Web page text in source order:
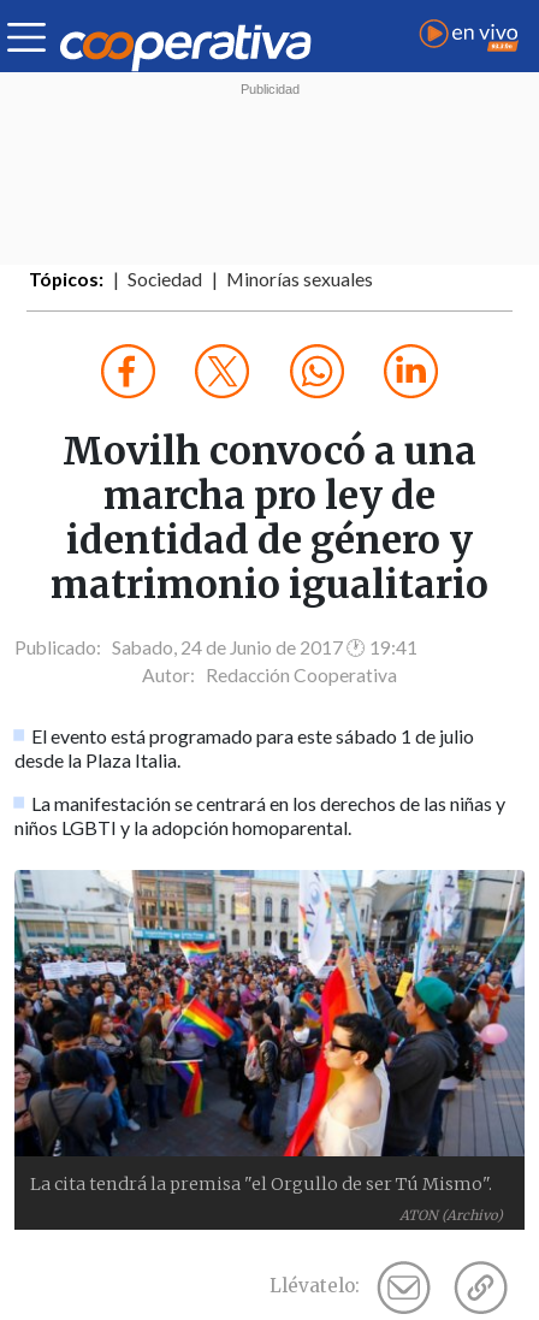
Tópicos: Sociedad Minorías sexuales
Movilh convocó a una
marcha pro ley de
identidad de género y
matrimonio igualitario
Publicado: Sabado, 24 de Junio de 2017 🕐 19:41
Autor: Redacción Cooperativa
El evento está programado para este sábado 1 de julio
desde la Plaza Italia.
La manifestación se centrará en los derechos de las niñas y
niños LGBTI y la adopción homoparental.
ATON (Archivo)
La cita tendrá la premisa "el Orgullo de ser Tú Mismo".
Llévatelo: